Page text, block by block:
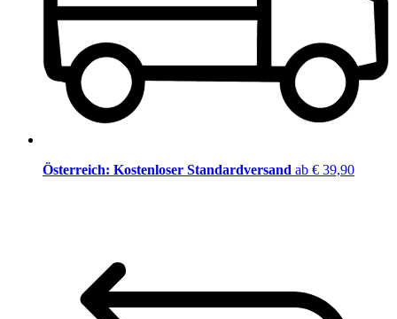
Österreich: Kostenloser Standardversand ab € 39,90